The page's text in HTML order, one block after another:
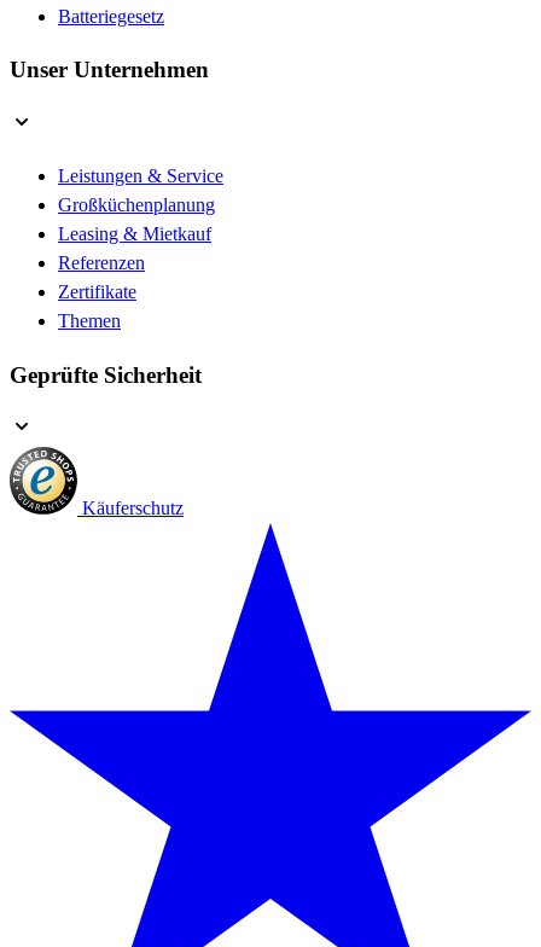
Batteriegesetz
Unser Unternehmen
Leistungen & Service
Großküchenplanung
Leasing & Mietkauf
Referenzen
Zertifikate
Themen
Geprüfte Sicherheit
Käuferschutz